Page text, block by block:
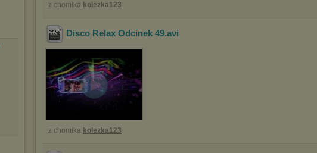
z chomika kolezka123
Disco Relax Odcinek 49.avi
z chomika kolezka123